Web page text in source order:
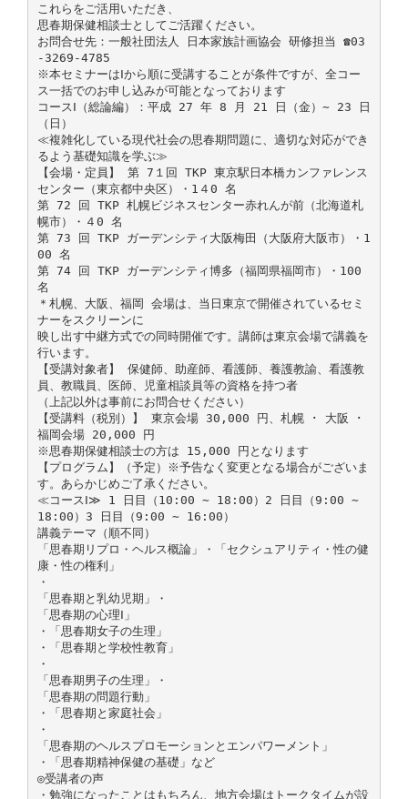
これらをご活用いただき、
思春期保健相談士としてご活躍ください。
お問合せ先：一般社団法人 日本家族計画協会 研修担当 ☎03
-3269-4785
※本セミナーはⅠから順に受講することが条件ですが、全コー
ス一括でのお申し込みが可能となっております
コースⅠ（総論編）：平成 27 年 8 月 21 日（金）∼ 23 日
（日）
≪複雑化している現代社会の思春期問題に、適切な対応ができ
るよう基礎知識を学ぶ≫
【会場・定員】 第 7１回 TKP 東京駅日本橋カンファレンス
センター（東京都中央区）・1４0 名
第 72 回 TKP 札幌ビジネスセンター赤れんが前（北海道札
幌市）・４0 名
第 73 回 TKP ガーデンシティ大阪梅田（大阪府大阪市）・1
00 名
第 74 回 TKP ガーデンシティ博多（福岡県福岡市）・100
名
＊札幌、大阪、福岡 会場は、当日東京で開催されているセミ
ナーをスクリーンに
映し出す中継方式での同時開催です。講師は東京会場で講義を
行います。
【受講対象者】 保健師、助産師、看護師、養護教諭、看護教
員、教職員、医師、児童相談員等の資格を持つ者
（上記以外は事前にお問合せください）
【受講料（税別）】 東京会場 30,000 円、札幌 ･ 大阪 ･
福岡会場 20,000 円
※思春期保健相談士の方は 15,000 円となります
【プログラム】（予定）※予告なく変更となる場合がございま
す。あらかじめご了承ください。
≪コースⅠ≫ 1 日目（10:00 ∼ 18:00）2 日目（9:00 ∼
18:00）3 日目（9:00 ∼ 16:00）
講義テーマ（順不同）
「思春期リプロ・ヘルス概論」・「セクシュアリティ・性の健
康・性の権利」
・
「思春期と乳幼児期」・
「思春期の心理Ⅰ」
・「思春期女子の生理」
・「思春期と学校性教育」
・
「思春期男子の生理」・
「思春期の問題行動」
・「思春期と家庭社会」
・
「思春期のヘルスプロモーションとエンパワーメント」
・「思春期精神保健の基礎」など
◎受講者の声
・勉強になったことはもちろん、地方会場はトークタイムが設